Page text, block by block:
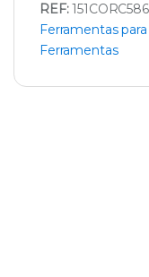
REF:
Ferramentas
Ferramentas